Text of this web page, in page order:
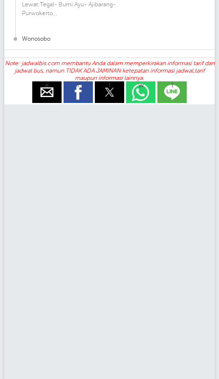
Lewat:Tegal- Bumi Ayu- Ajibarang-
Purwokerto...
Wonosobo
Note: jadwalbis.com membantu Anda dalam memperkirakan informasi tarif dan
jadwal bus, namun TIDAK ADA JAMINAN ketepatan informasi jadwal,tarif
maupun informasi lainnya.
e f t w l